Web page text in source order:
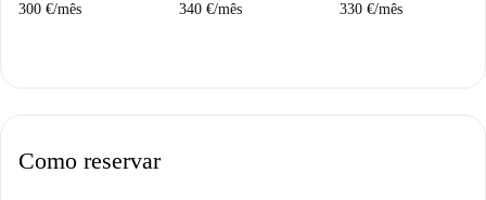
300 €/mês 340 €/mês 330 €/mês
Como reservar